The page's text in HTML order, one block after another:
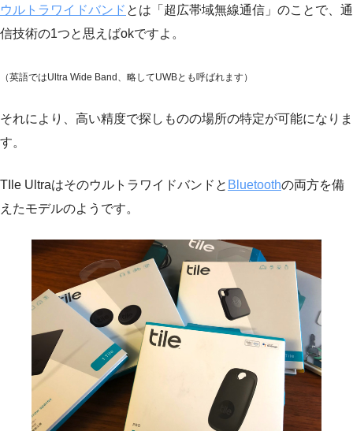
ウルトラワイドバンド とは「超広帯域無線通信」のことで、通
信技術の1つと思えばokですよ。
（英語ではUltra Wide Band、略してUWBとも呼ばれます）
それにより、高い精度で探しものの場所の特定が可能になりま
す。
TIle Ultraはそのウルトラワイドバンドと Bluetoothの両方を備
えたモデルのようです。